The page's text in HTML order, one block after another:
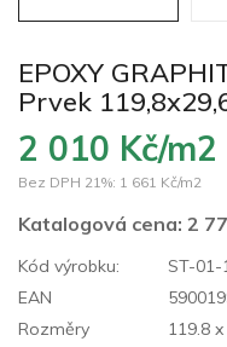
EPOXY
Prvek
2 010 Kč/m2
Bez DPH 21%: 1 661 Kč/m2
Katalogová cena: 2
Kód výrobku:
ST-
EAN
Rozměry
119.8